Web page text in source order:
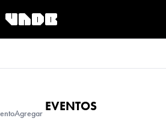
Agregar EVENTOS